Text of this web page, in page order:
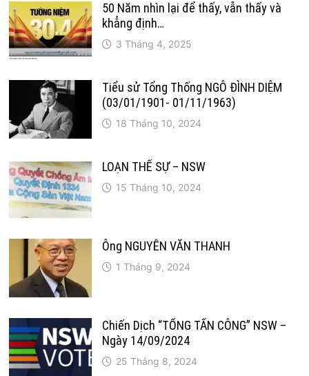
50 Năm nhìn lại để thấy, vẫn thấy và
khẳng định…
3 Tháng 4, 2025
Tiểu sử Tổng Thống NGÔ ĐÌNH DIỆM
(03/01/1901- 01/11/1963)
18 Tháng 10, 2024
LOẠN THẾ SỰ – NSW
15 Tháng 10, 2024
Ông NGUYỄN VĂN THANH
1 Tháng 9, 2024
Chiến Dịch “TỔNG TẤN CÔNG” NSW –
Ngày 14/09/2024
25 Tháng 8, 2024